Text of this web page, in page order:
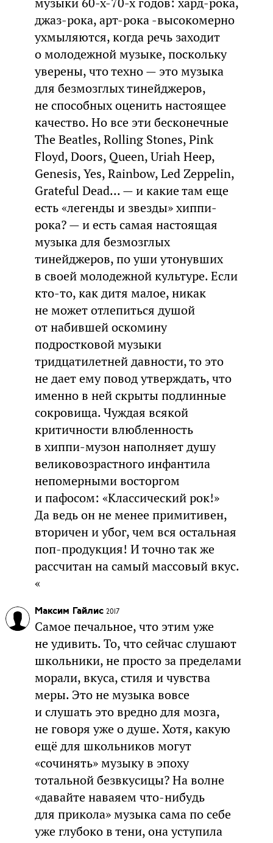
джаз-рока, арт-рока -высокомерно
ухмыляются, когда речь заходит
о молодежной музыке, поскольку
уверены, что техно — это музыка
для безмозглых тинейджеров,
не способных оценить настоящее
качество. Но все эти бесконечные
The Beatles, Rolling Stones, Pink
Floyd, Doors, Queen, Uriah Heep,
Genesis, Yes, Rainbow, Led Zeppelin,
Grateful Dead... — и какие там еще
есть «легенды и звезды» хиппи-
рока? — и есть самая настоящая
музыка для безмозглых
тинейджеров, по уши утонувших
в своей молодежной культуре. Если
кто-то, как дитя малое, никак
не может отлепиться душой
от набившей оскомину
подростковой музыки
тридцатилетней давности, то это
не дает ему повод утверждать, что
именно в ней скрыты подлинные
сокровища. Чуждая всякой
критичности влюбленность
в хиппи-музон наполняет душу
великовозрастного инфантила
непомерными восторгом
и пафосом: «Классический рок!»
Да ведь он не менее примитивен,
вторичен и убог, чем вся остальная
поп-продукция! И точно так же
рассчитан на самый массовый вкус.
«
Максим Гайлис 2017
Самое печальное, что этим уже
не удивить. То, что сейчас слушают
школьники, не просто за пределами
морали, вкуса, стиля и чувства
меры. Это не музыка вовсе
и слушать это вредно для мозга,
не говоря уже о душе. Хотя, какую
ещё для школьников могут
«сочинять» музыку в эпоху
тотальной безвкусицы? На волне
«давайте наваяем что-нибудь
для прикола» музыка сама по себе
уже глубоко в тени, она уступила